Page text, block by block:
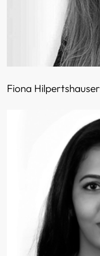
Fiona Hilpertshauser